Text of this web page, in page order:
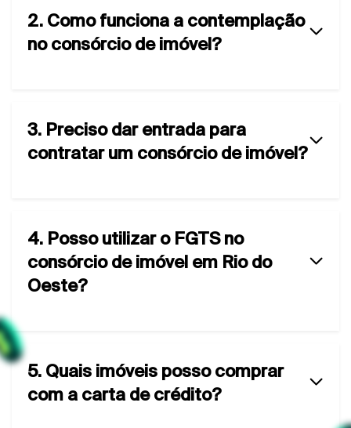
2. Como funciona a contemplação
no consórcio de imóvel?
3. Preciso dar entrada para
contratar um consórcio de imóvel?
4. Posso utilizar o FGTS no
consórcio de imóvel em Rio do
Oeste?
5. Quais imóveis posso comprar
com a carta de crédito?